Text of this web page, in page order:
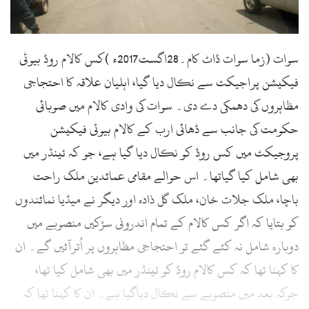
سوات (زما سوات ڈاٹ کام۔28اگست2017ء )کس کالام روڈ بیوٹی
فیکیشن پراجیکٹ سے نکال دیا گیا، اہلیان علاقہ کا احتجاجی
مظاہروں کی دھمکی دے دی۔ سوات کی وادی کالام میں صوبائی
حکومت کی جانب سے ڈھائی ارب کے کالام بیوٹی فیکیشن
پروجیکٹ میں کس روڈ کو نکال دیا گیا ہے، جو کہ ٹینڈر میں
بھی شامل کیا گیاتھا۔ اس حوالے مقامی عمائدین ملک راحت
باچا، ملک جلات خان، ملک گل ذادہ اور دیگر نے میڈیا نمائندوں
کو بتایا کہ اگر کس کالام کے تمام اندرونی سڑکیں منصوبے میں
دوبارہ شامل نہ کئے گئے تو احتجاجی مظاہروں پر اُترآئیں گے۔ ان
کا کہنا تھا کہ کس کالام روڈ کو ٹینڈر میں بھی شامل کیا تھا،
جوکہ بعد میں منصوبے سے نکال دیاگیا ہے۔ ان کا کہنا تھا کہ